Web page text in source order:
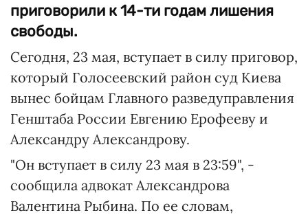
приговорили к 14-ти годам лишения
свободы.
Сегодня, 23 мая, вступает в силу приговор,
который Голосеевский район суд Киева
вынес бойцам Главного разведуправления
Генштаба России Евгению Ерофееву и
Александру Александрову.
"Он вступает в силу 23 мая в 23:59", -
сообщила адвокат Александрова
Валентина Рыбина. По ее словам,